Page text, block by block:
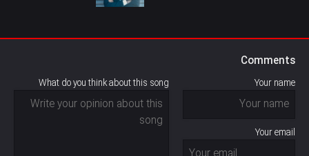
Comments
Your name
Your email
What do you think about this song